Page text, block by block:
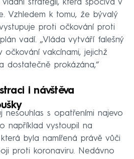
strategii, která spočívá v
Vzhledem k tomu, že bývalý
proti očkování proti
vadí. „Vláda vytváří falešný
očkování vakcínami, jejichž
dostatečně prokázána,“
i návštěva
nesouhlas s opatřeními najevo
například vystoupil na
byla namířená právě vůči
proti koronaviru. Nedávno